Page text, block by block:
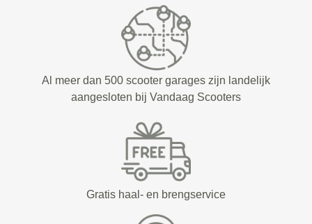
Al meer dan 500 scooter garages zijn landelijk
aangesloten bij Vandaag Scooters
Gratis haal- en brengservice